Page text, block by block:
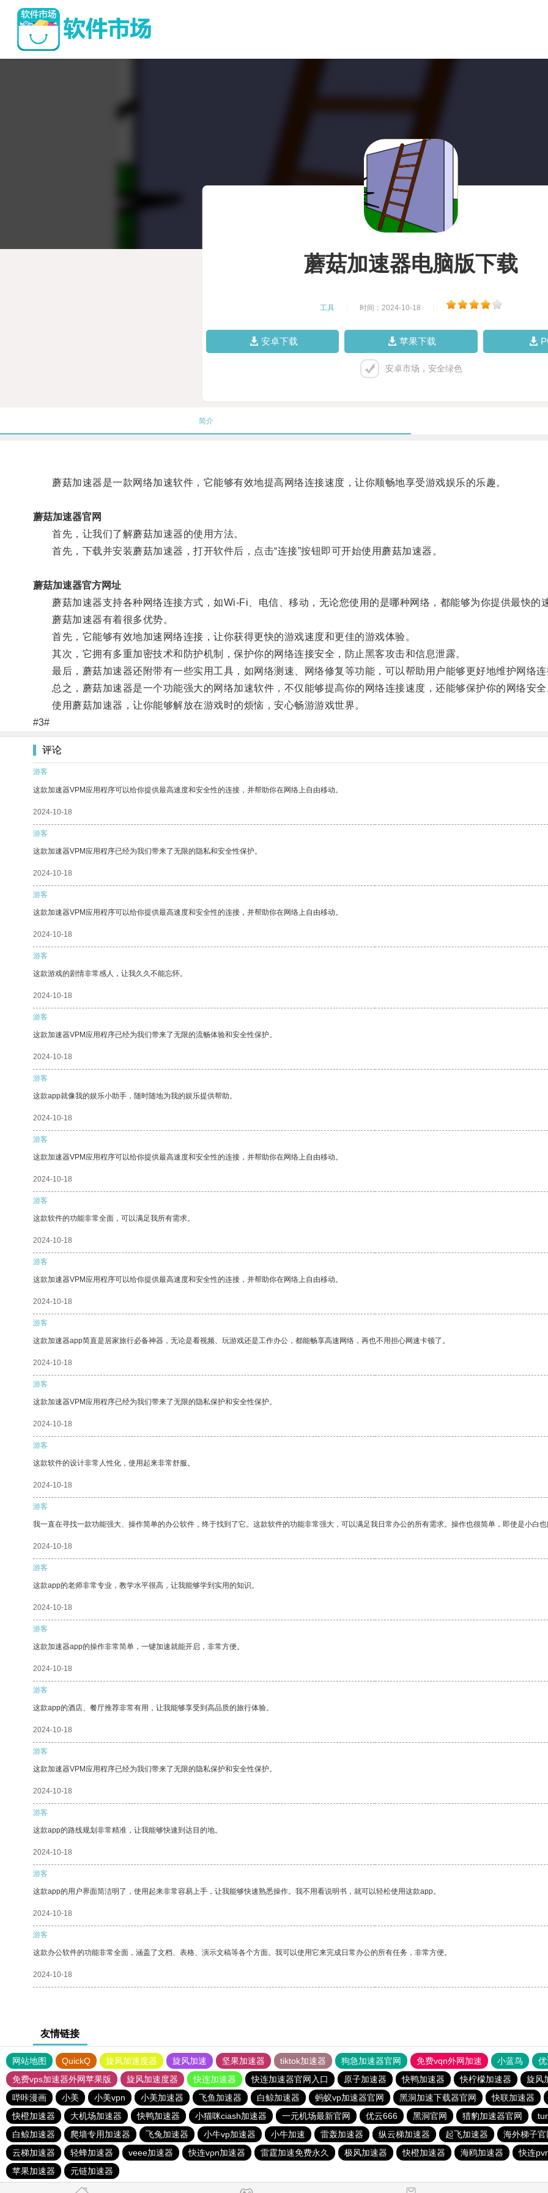
蘑菇加速器电脑版下载
工具 时间：2024-10-18
安卓下载 苹果下载
安卓市场，安全绿色
简介
蘑菇加速器是一款网络加速软件，它能够有效地提高网络连接速度，让你顺畅地享受游戏娱乐的乐趣。
蘑菇加速器官网
首先，让我们了解蘑菇加速器的使用方法。
首先，下载并安装蘑菇加速器，打开软件后，点击“连接”按钮即可开始使用蘑菇加速器。
蘑菇加速器官方网址
蘑菇加速器支持各种网络连接方式，如Wi-Fi、电信、移动，无论您使用的是哪种网络，都能够为你提供最快的速
蘑菇加速器有着很多优势。
首先，它能够有效地加速网络连接，让你获得更快的游戏速度和更佳的游戏体验。
其次，它拥有多重加密技术和防护机制，保护你的网络连接安全，防止黑客攻击和信息泄露。
最后，蘑菇加速器还附带有一些实用工具，如网络测速、网络修复等功能，可以帮助用户能够更好地维护网络连
总之，蘑菇加速器是一个功能强大的网络加速软件，不仅能够提高你的网络连接速度，还能够保护你的网络安全
使用蘑菇加速器，让你能够解放在游戏时的烦恼，安心畅游游戏世界。
#3#
评论
游客
这款加速器VPM应用程序可以给你提供最高速度和安全性的连接，并帮助你在网络上自由移动。
2024-10-18
游客
这款加速器VPM应用程序已经为我们带来了无限的隐私和安全性保护。
2024-10-18
游客
这款加速器VPM应用程序可以给你提供最高速度和安全性的连接，并帮助你在网络上自由移动。
2024-10-18
游客
这款游戏的剧情非常感人，让我久久不能忘怀。
2024-10-18
游客
这款加速器VPM应用程序已经为我们带来了无限的流畅体验和安全性保护。
2024-10-18
游客
这款app就像我的娱乐小助手，随时随地为我的娱乐提供帮助。
2024-10-18
游客
这款加速器VPM应用程序可以给你提供最高速度和安全性的连接，并帮助你在网络上自由移动。
2024-10-18
游客
这款软件的功能非常全面，可以满足我所有需求。
2024-10-18
游客
这款加速器VPM应用程序可以给你提供最高速度和安全性的连接，并帮助你在网络上自由移动。
2024-10-18
游客
这款加速器app简直是居家旅行必备神器，无论是看视频、玩游戏还是工作办公，都能畅享高速网络，再也不用担心网速卡顿了。
2024-10-18
游客
这款加速器VPM应用程序已经为我们带来了无限的隐私保护和安全性保护。
2024-10-18
游客
这款软件的设计非常人性化，使用起来非常舒服。
2024-10-18
游客
我一直在寻找一款功能强大、操作简单的办公软件，终于找到了它。这款软件的功能非常强大，可以满足我日常办公的所有需求。操作也很简单，即使是小白也
2024-10-18
游客
这款app的老师非常专业，教学水平很高，让我能够学到实用的知识。
2024-10-18
游客
这款加速器app的操作非常简单，一键加速就能开启，非常方便。
2024-10-18
游客
这款app的酒店、餐厅推荐非常有用，让我能够享受到高品质的旅行体验。
2024-10-18
游客
这款加速器VPM应用程序已经为我们带来了无限的隐私保护和安全性保护。
2024-10-18
游客
这款app的路线规划非常精准，让我能够快速到达目的地。
2024-10-18
游客
这款app的用户界面简洁明了，使用起来非常容易上手，让我能够快速熟悉操作。我不用看说明书，就可以轻松使用这款app。
2024-10-18
游客
这款办公软件的功能非常全面，涵盖了文档、表格、演示文稿等各个方面。我可以使用它来完成日常办公的所有任务，非常方便。
2024-10-18
友情链接
网站地图 QuickQ 旋风加速度器 旋风加速 坚果加速器 tiktok加速器 狗急加速器官网 免费vqn外网加速 小蓝鸟
免费vps加速器外网苹果版
旋风加速度器 快连加速器 快连加速器官网入口 原子加速器 快鸭加速器 快柠檬加速器 旋风
哔咔漫画
小美 小美vpn 小美加速器 飞鱼加速器 白鲸加速器 蚂蚁vp加速器官网 黑洞加速下载器官网 快联加速器
快橙加速器
大机场加速器 快鸭加速器 小猫咪ciash加速器 一元机场最新官网 优云666 黑洞官网 猎豹加速器官网
白鲸加速器
爬墙专用加速器 飞兔加速器 小牛vp加速器 小牛加速 雷轰加速器 纵云梯加速器 起飞加速器 海外梯子官
云梯加速器
轻蜂加速器 veee加速器 快连vρn加速器 雷霆加速免费永久 极风加速器 快橙加速器 海鸥加速器 快连
苹果加速器
元链加速器